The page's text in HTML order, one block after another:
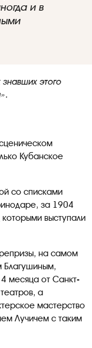
и в
этого
Кубанское
со списками
за 1904
выступали
на самом
Благушиным,
месяца от Санкт-
а
мастерство
Лучичем с таким